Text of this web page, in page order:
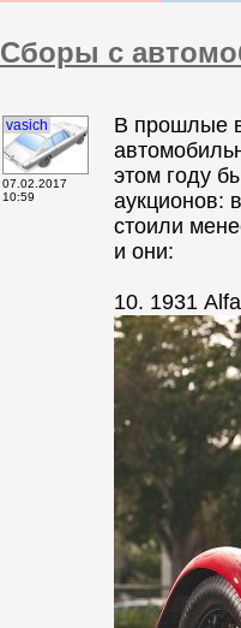
Сборы с
vasich
07.02.2017
10:59
В прошлые
этом году
аукционов:
стоили
и они:
10. 1931